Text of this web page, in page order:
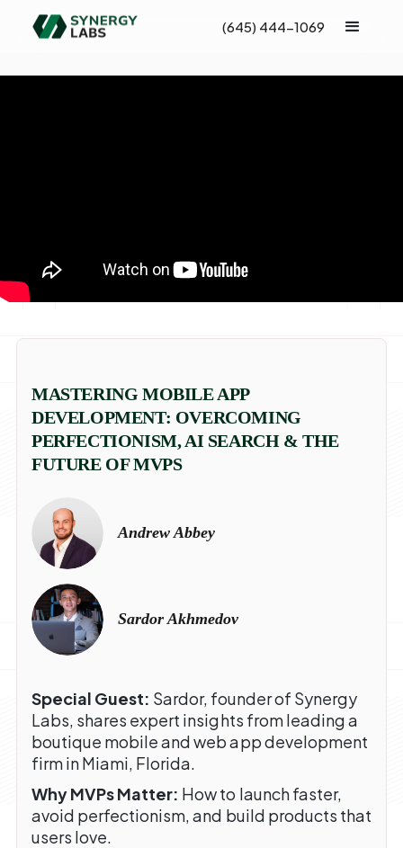
(645) 444-1069
MASTERING MOBILE APP
DEVELOPMENT: OVERCOMING
PERFECTIONISM, AI SEARCH & THE
FUTURE OF MVPS
Andrew Abbey
Sardor Akhmedov
Special Guest: Sardor, founder of Synergy
Labs, shares expert insights from leading a
boutique mobile and web app development
firm in Miami, Florida.
Why MVPs Matter: How to launch faster,
avoid perfectionism, and build products that
users love.